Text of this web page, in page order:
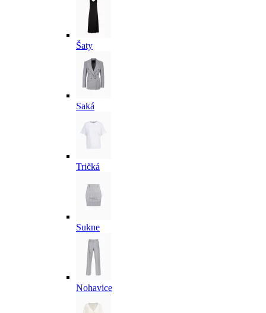
Šaty
Saká
Tričká
Sukne
Nohavice